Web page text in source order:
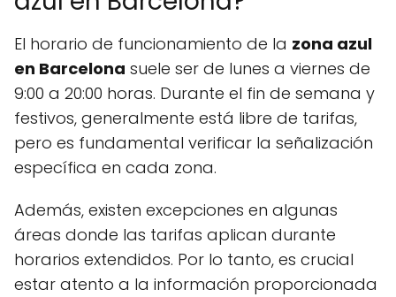
El horario de funcionamiento de la zona azul
en Barcelona suele ser de lunes a viernes de
9:00 a 20:00 horas. Durante el fin de semana y
festivos, generalmente está libre de tarifas,
pero es fundamental verificar la señalización
específica en cada zona.
Además, existen excepciones en algunas
áreas donde las tarifas aplican durante
horarios extendidos. Por lo tanto, es crucial
estar atento a la información proporcionada